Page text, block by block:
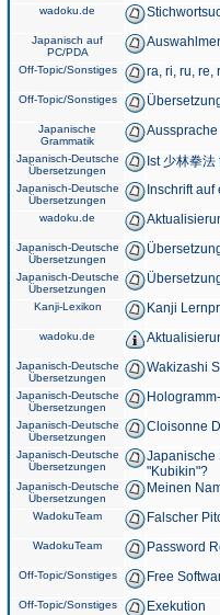
wadoku.de
Japanisch auf
PC/PDA
Off-Topic/Sonstiges ra, ri, ru, re,
Off-Topic/Sonstiges
Japanische
Grammatik
Aussprache
Japanisch-Deutsche
Übersetzungen
Ist 少林拳
Japanisch-Deutsche
Übersetzungen
Inschrift
wadoku.de
Japanisch-Deutsche
Übersetzungen
Japanisch-Deutsche
Übersetzungen
Kanji-Lexikon Kanji
wadoku.de
Japanisch-Deutsche
Übersetzungen
Wakizashi
Japanisch-Deutsche
Übersetzungen
Japanisch-Deutsche
Übersetzungen
Cloisonne
Japanisch-Deutsche
Übersetzungen
Japanische
"Kubikin"?
Japanisch-Deutsche
Übersetzungen
Meinen
WadokuTeam Falscher
WadokuTeam Password
Off-Topic/Sonstiges Free
Off-Topic/Sonstiges Exekution